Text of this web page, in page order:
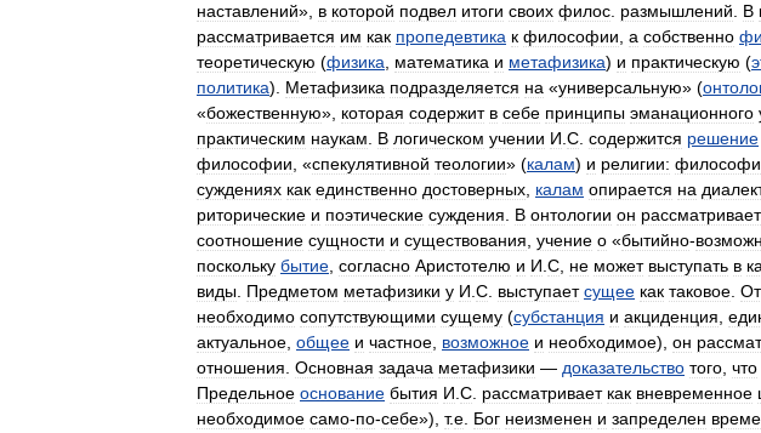
наставлений», в которой подвел итоги своих филос размышлений В
рассматривается им как пропедевтика к философии а собственно
теоретическую (физика математика и метафизика) и практическую (
политика). Метафизика подразделяется на «универсальную» (
«божественную», которая содержит в себе принципы эманационного
практическим наукам В логическом учении И С содержится решение
философии , «спекулятивной теологии» (калам) и религии:
суждениях как единственно достоверных калам опирается на
риторические и поэтические суждения В онтологии он рассматривает
соотношение сущности и существования учение о «бытийно-
поскольку бытие согласно Аристотелю и И С не может выступать в
виды Предметом метафизики у И С выступает сущее как таковое
необходимо сопутствующими сущему (субстанция и акциденция
актуальное общее и частное возможное и необходимое), он
отношения Основная задача метафизики — доказательство того что
Предельное основание бытия И С рассматривает как вневременное
необходимое само-по-себе»), т.е Бог неизменен и запределен